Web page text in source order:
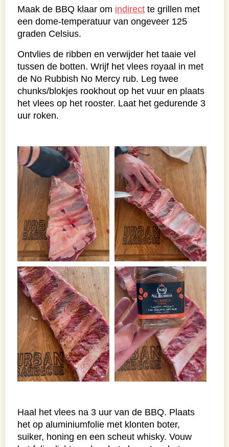
Maak de BBQ klaar om indirect te grillen met
een dome-temperatuur van ongeveer 125
graden Celsius.
Ontvlies de ribben en verwijder het taaie vel
tussen de botten. Wrijf het vlees royaal in met
de No Rubbish No Mercy rub. Leg twee
chunks/blokjes rookhout op het vuur en plaats
het vlees op het rooster. Laat het gedurende 3
uur roken.
Haal het vlees na 3 uur van de BBQ. Plaats
het op aluminiumfolie met klonten boter,
suiker, honing en een scheut whisky. Vouw